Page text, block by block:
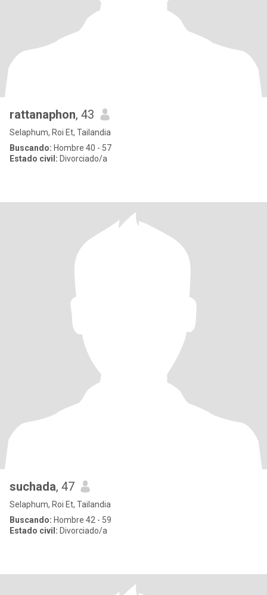
rattanaphon, 43
Selaphum, Roi Et, Tailandia
Buscando: Hombre 40 - 57
Estado civil: Divorciado/a
suchada, 47
Selaphum, Roi Et, Tailandia
Buscando: Hombre 42 - 59
Estado civil: Divorciado/a